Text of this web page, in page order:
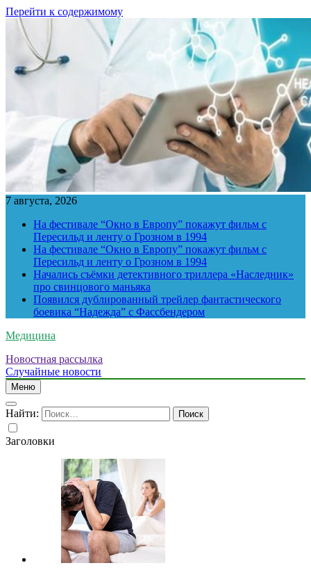
Перейти к содержимому
7 августа, 2026
На фестивале “Окно в Европу” покажут фильм с
Пересильд и ленту о Грозном в 1994
На фестивале “Окно в Европу” покажут фильм с
Пересильд и ленту о Грозном в 1994
Начались съёмки детективного триллера «Наследник»
про свинцового маньяка
Появился дублированный трейлер фантастического
боевика “Надежда” с Фассбендером
Медицина
Новостная рассылка
Случайные новости
Меню
Найти:
Заголовки